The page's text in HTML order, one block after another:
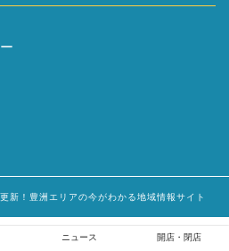
！豊洲エリアの今がわかる地域情報サイト
ニュース 開店・閉店